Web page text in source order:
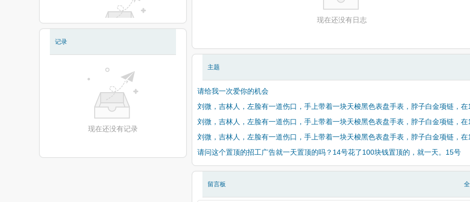
记录
现在还没有记录
现在还没有日志
主题
请给我一次爱你的机会
刘微，吉林人，左脸有一道伤口，手上带着一块天梭黑色表盘手表，脖子白金项链，在
刘微，吉林人，左脸有一道伤口，手上带着一块天梭黑色表盘手表，脖子白金项链，在
刘微，吉林人，左脸有一道伤口，手上带着一块天梭黑色表盘手表，脖子白金项链，在
请问这个置顶的招工广告就一天置顶的吗？14号花了100块钱置顶的，就一天。15号
留言板